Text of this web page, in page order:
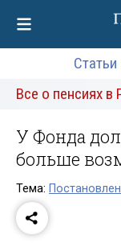
Статьи
Все о пенсиях в
У Фонда
больше
Тема: